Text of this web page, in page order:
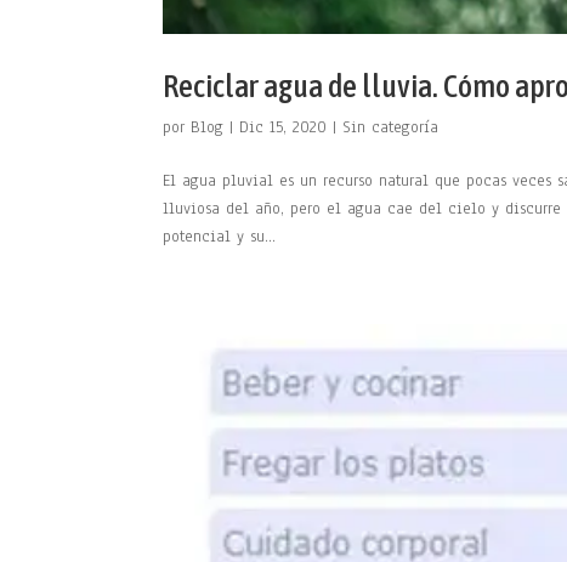
Reciclar agua de lluvia. Cómo
por Blog | Dic 15, 2020 | Sin categoría
El agua pluvial es un recurso natural que pocas veces
lluviosa del año, pero el agua cae del cielo y
potencial y su...